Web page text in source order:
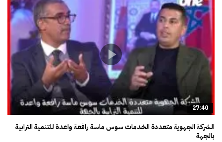
27:40
الشركة الجهوية متعددة الخدمات سوس ماسة رافعة واعدة للتنمية الترابية
بالجهة